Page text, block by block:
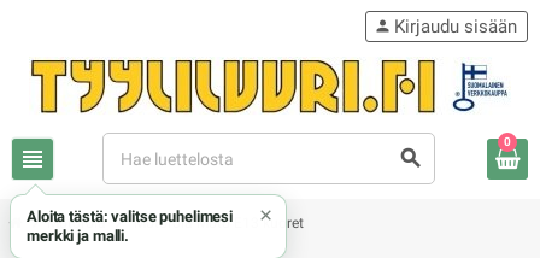
view_headline search
person Kirjaudu sisään
0
chevron_rightMotorola chevron_right Motorola Moto E13 kuoret
Aloita tästä: valitse puhelimesi
merkki ja malli.
×